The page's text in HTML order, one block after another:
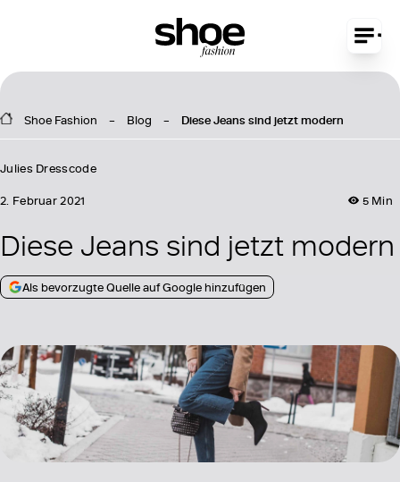
Shoe Fashion Blog Diese Jeans sind jetzt modern
Julies Dresscode
5 Min
2. Februar 2021
Diese Jeans sind jetzt modern
Als bevorzugte Quelle auf Google hinzufügen